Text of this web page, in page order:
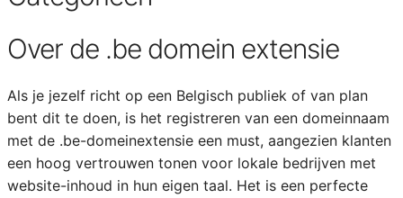
Over de .be domein extensie
Als je jezelf richt op een Belgisch publiek of van plan
bent dit te doen, is het registreren van een domeinnaam
met de .be-domeinextensie een must, aangezien klanten
een hoog vertrouwen tonen voor lokale bedrijven met
website-inhoud in hun eigen taal. Het is een perfecte